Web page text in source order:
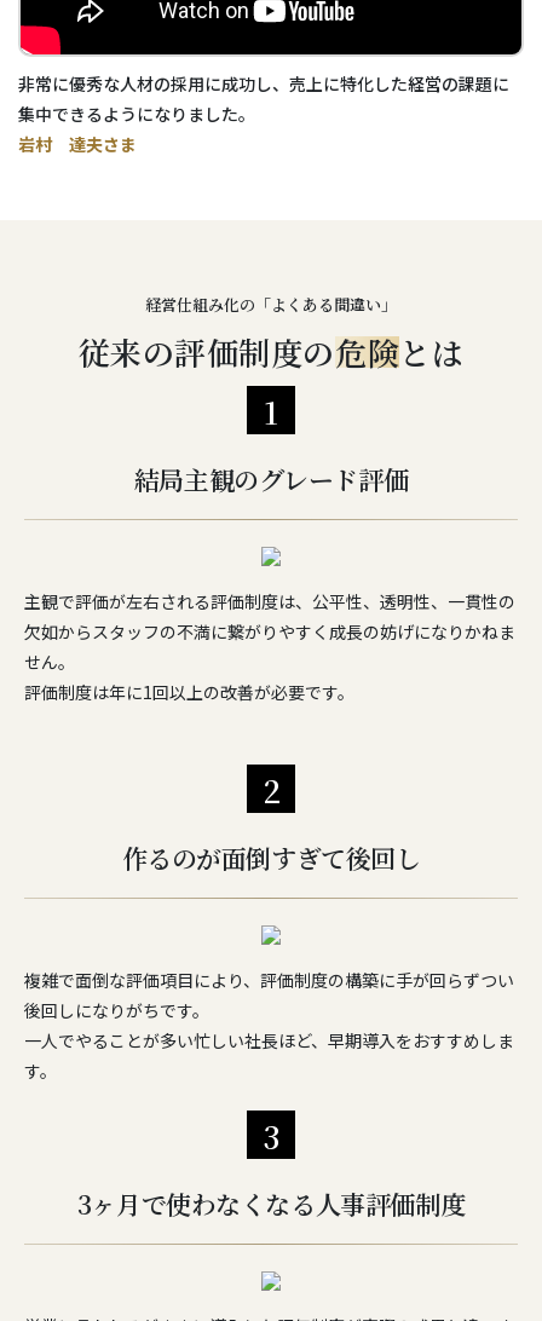
非常に優秀な人材の採用に成功し、売上に特化した経営の課題に
集中できるようになりました。
岩村 達夫さま
経営仕組み化の「よくある間違い」
従来の評価制度の危険とは
1
結局主観のグレード評価
主観で評価が左右される評価制度は、公平性、透明性、一貫性の
欠如からスタッフの不満に繋がりやすく成長の妨げになりかねま
せん。
評価制度は年に1回以上の改善が必要です。
2
作るのが面倒すぎて後回し
複雑で面倒な評価項目により、評価制度の構築に手が回らずつい
後回しになりがちです。
一人でやることが多い忙しい社長ほど、早期導入をおすすめしま
す。
3
3ヶ月で使わなくなる人事評価制度